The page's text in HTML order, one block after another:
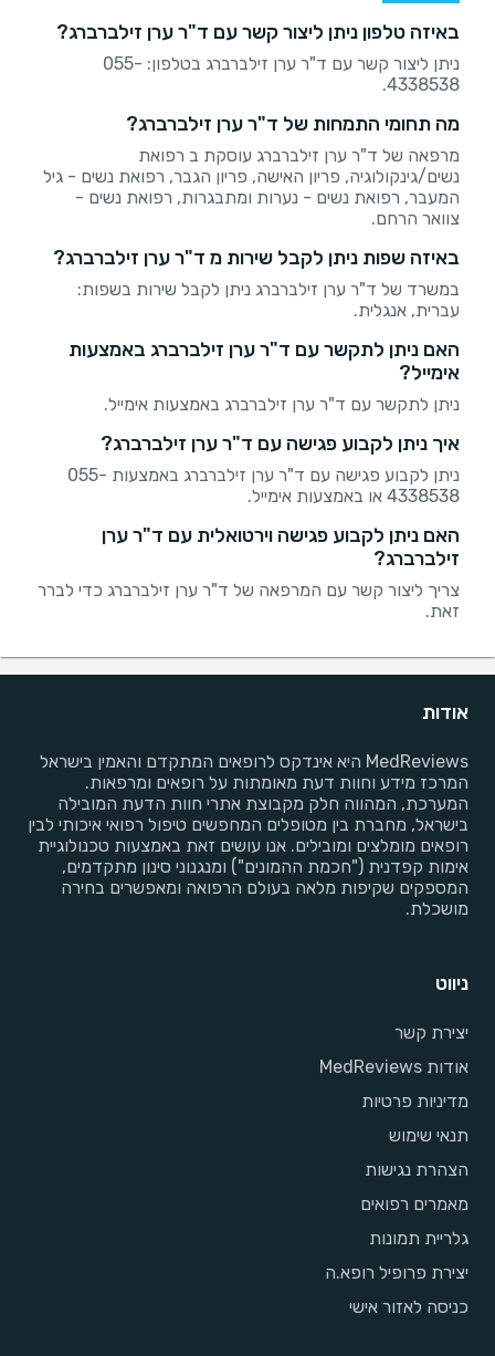
באיזה טלפון ניתן ליצור קשר עם ד"ר ערן זילברברג?
ניתן ליצור קשר עם ד"ר ערן זילברברג בטלפון: 055-
4338538.
מה תחומי התמחות של ד"ר ערן זילברברג?
מרפאה של ד"ר ערן זילברברג עוסקת ב רפואת
נשים/גינקולוגיה, פריון האישה, פריון הגבר, רפואת נשים - גיל
המעבר, רפואת נשים - נערות ומתבגרות, רפואת נשים -
צוואר הרחם.
באיזה שפות ניתן לקבל שירות מ ד"ר ערן זילברברג?
במשרד של ד"ר ערן זילברברג ניתן לקבל שירות בשפות:
עברית, אנגלית.
האם ניתן לתקשר עם ד"ר ערן זילברברג באמצעות
אימייל?
ניתן לתקשר עם ד"ר ערן זילברברג באמצעות אימייל.
איך ניתן לקבוע פגישה עם ד"ר ערן זילברברג?
ניתן לקבוע פגישה עם ד"ר ערן זילברברג באמצעות 055-
4338538 או באמצעות אימייל.
האם ניתן לקבוע פגישה וירטואלית עם ד"ר ערן
זילברברג?
צריך ליצור קשר עם המרפאה של ד"ר ערן זילברברג כדי לברר
זאת.
אודות
MedReviews היא אינדקס לרופאים המתקדם והאמין בישראל
המרכז מידע וחוות דעת מאומתות על רופאים ומרפאות.
המערכת, המהווה חלק מקבוצת אתרי חוות הדעת המובילה
בישראל, מחברת בין מטופלים המחפשים טיפול רפואי איכותי לבין
רופאים מומלצים ומובילים. אנו עושים זאת באמצעות טכנולוגיית
אימות קפדנית ("חכמת ההמונים") ומנגנוני סינון מתקדמים,
המספקים שקיפות מלאה בעולם הרפואה ומאפשרים בחירה
מושכלת.
ניווט
יצירת קשר
אודות MedReviews
מדיניות פרטיות
תנאי שימוש
הצהרת נגישות
מאמרים רפואים
גלריית תמונות
יצירת פרופיל רופא.ה
כניסה לאזור אישי